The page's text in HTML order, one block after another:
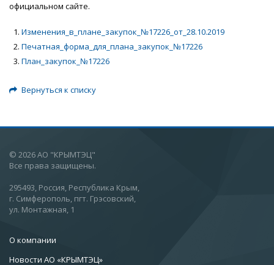
официальном сайте.
Изменения_в_плане_закупок_№17226_от_28.10.2019
Печатная_форма_для_плана_закупок_№17226
План_закупок_№17226
Вернуться к списку
© 2026 АО "КРЫМТЭЦ"
Все права защищены.
295493, Россия, Республика Крым,
г. Симферополь, пгт. Грэсовский,
ул. Монтажная, 1
О компании
Новости АО «КРЫМТЭЦ»